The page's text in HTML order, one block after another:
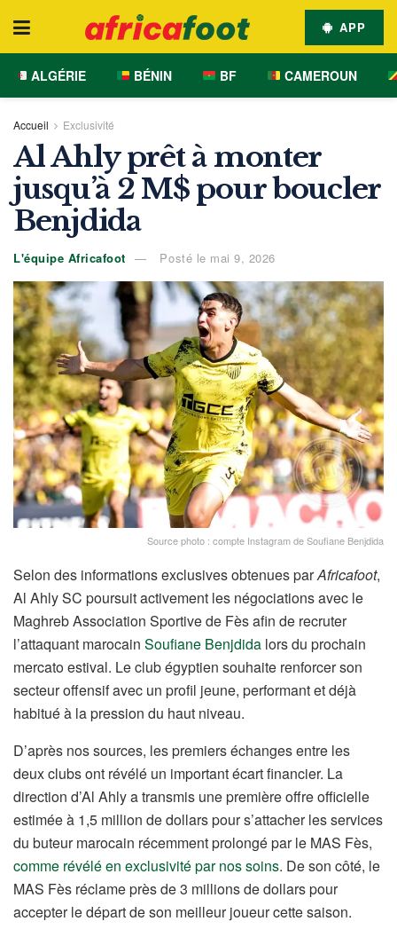
APP
ALGÉRIE BÉNIN BF CAMEROUN
Accueil Exclusivité
Al Ahly prêt à monter
jusqu’à 2 M$ pour boucler
Benjdida
L'équipe Africafoot Posté le mai 9, 2026
Source photo : compte Instagram de Soufiane Benjdida
Selon des informations exclusives obtenues parAfricafoot,
Al Ahly SC poursuit activement les négociations avec le
Maghreb Association Sportive de Fès afin de recruter
l’attaquant marocain Soufiane Benjdida lors du prochain
mercato estival. Le club égyptien souhaite renforcer son
secteur offensif avec un profil jeune, performant et déjà
habitué à la pression du haut niveau.
D’après nos sources, les premiers échanges entre les
deux clubs ont révélé un important écart financier. La
direction d’Al Ahly a transmis une première offre officielle
estimée à 1,5 million de dollars pour s’attacher les services
du buteur marocain récemment prolongé par le MAS Fès,
comme révélé en exclusivité par nos soins. De son côté, le
MAS Fès réclame près de 3 millions de dollars pour
accepter le départ de son meilleur joueur cette saison.